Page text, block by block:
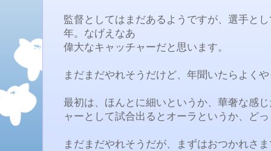
監督としてはまだあるようですが、選手と
年。なげえなあ
偉大なキャッチャーだと思います。
まだまだやれそうだけど、年聞いたらよく
最初は、ほんとに細いというか、華奢な感
ャーとして試合出るとオーラというか、ど
まだまだやれそうだが、まずはおつかれさ